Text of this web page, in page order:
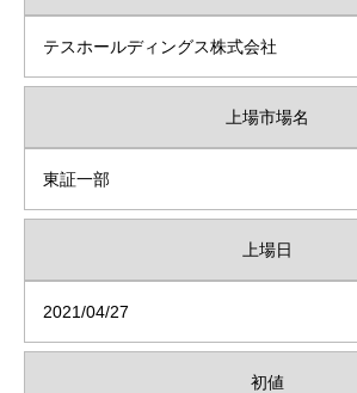
テスホールディングス株式会社
上場市場名
東証一部
上場日
2021/04/27
初値